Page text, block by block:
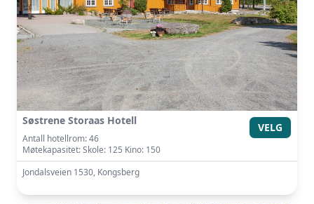
Søstrene Storaas Hotell
Antall hotellrom: 46
Møtekapasitet: Skole: 125 Kino: 150
Jondalsveien 1530, Kongsberg
VELG